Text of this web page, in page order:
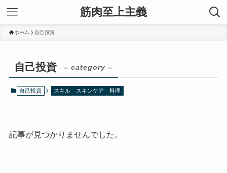
筋肉至上主義
ホーム 自己投資
自己投資 – category –
自己投資 スキル スキンケア 料理
記事が見つかりませんでした。